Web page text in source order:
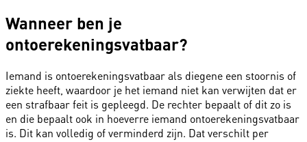
Wanneer ben je
ontoerekeningsvatbaar?
Iemand is ontoerekeningsvatbaar als diegene een stoornis of
ziekte heeft, waardoor je het iemand niet kan verwijten dat er
een strafbaar feit is gepleegd. De rechter bepaalt of dit zo is
en die bepaalt ook in hoeverre iemand ontoerekeningsvatbaar
is. Dit kan volledig of verminderd zijn. Dat verschilt per